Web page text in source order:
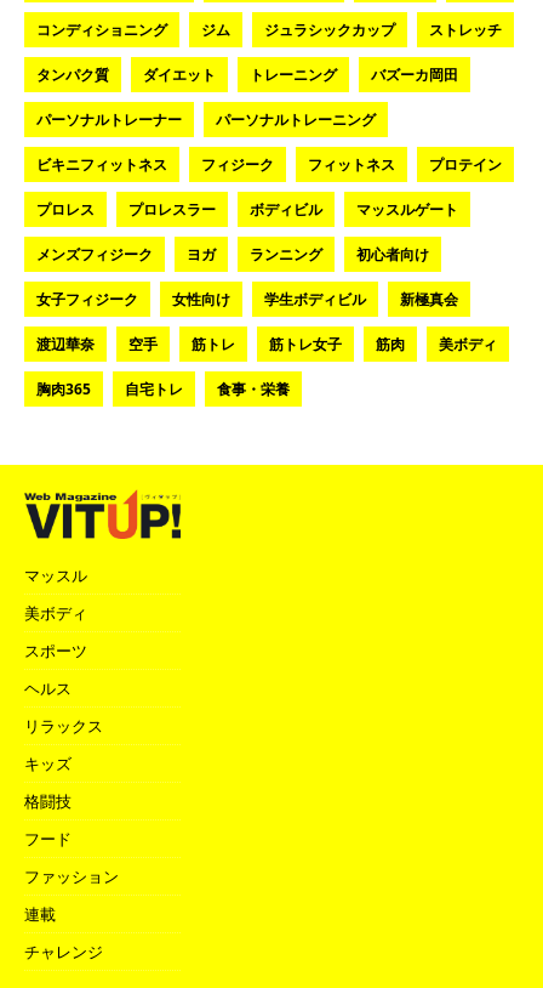
コンディショニング ジム ジュラシックカップ ストレッチ
タンパク質 ダイエット トレーニング バズーカ岡田
パーソナルトレーナー パーソナルトレーニング
ビキニフィットネス フィジーク フィットネス プロテイン
プロレス プロレスラー ボディビル マッスルゲート
メンズフィジーク ヨガ ランニング 初心者向け
女子フィジーク 女性向け 学生ボディビル 新極真会
渡辺華奈 空手 筋トレ 筋トレ女子 筋肉 美ボディ
胸肉365 自宅トレ 食事・栄養
マッスル
美ボディ
スポーツ
ヘルス
リラックス
キッズ
格闘技
フード
ファッション
連載
チャレンジ